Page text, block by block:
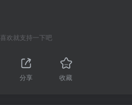
喜欢就支持一下吧
分享 收藏